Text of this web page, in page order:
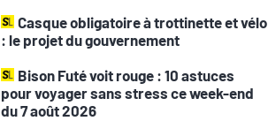
Casque obligatoire à trottinette et vélo
: le projet du gouvernement
Bison Futé voit rouge : 10 astuces
pour voyager sans stress ce week-end
du 7 août 2026